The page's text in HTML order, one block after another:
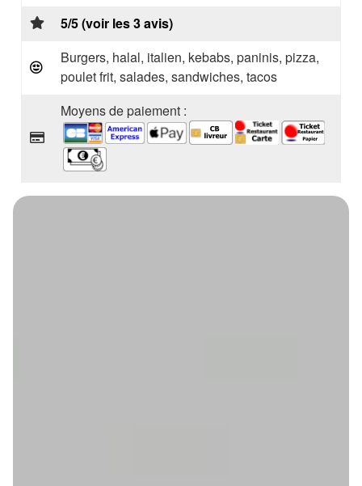
5/5 (voir les 3 avis)
Burgers, halal, italien, kebabs, paninis, pizza,
poulet frit, salades, sandwiches, tacos
Moyens de paiement :